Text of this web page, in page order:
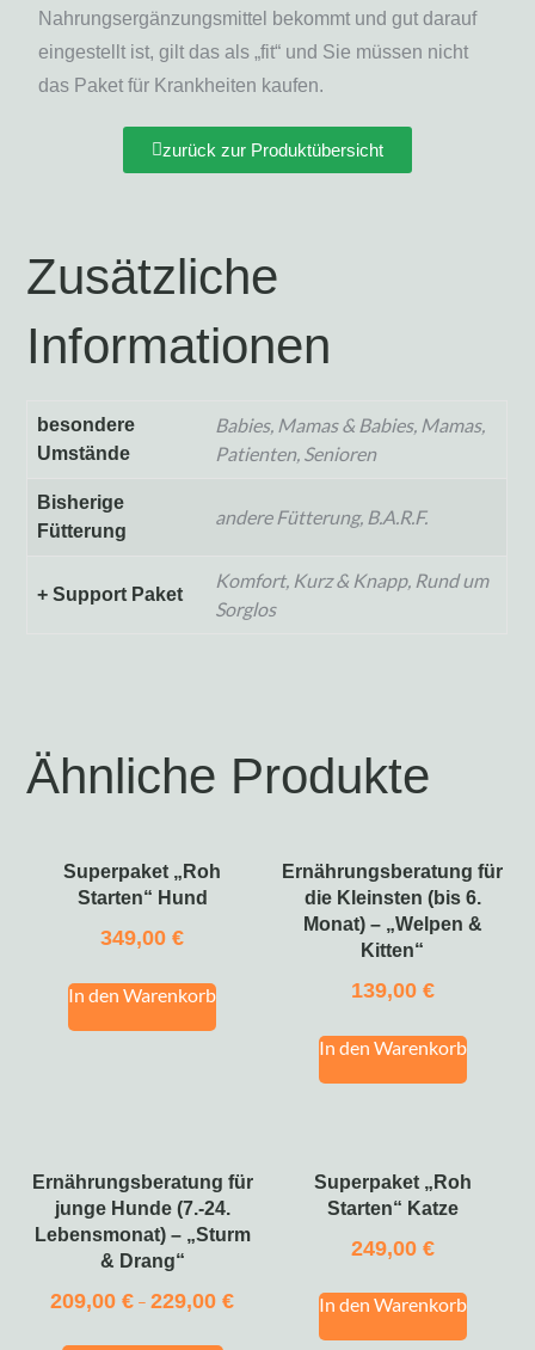
Nahrungsergänzungsmittel bekommt und gut darauf
eingestellt ist, gilt das als „fit“ und Sie müssen nicht
das Paket für Krankheiten kaufen.
zurück zur Produktübersicht
Zusätzliche
Informationen
besondere
Umstände
Babies, Mamas & Babies, Mamas,
Patienten, Senioren
Bisherige
Fütterung
andere Fütterung, B.A.R.F.
+ Support Paket
Komfort, Kurz & Knapp, Rund um
Sorglos
Ähnliche Produkte
Superpaket „Roh
Starten“ Hund
349,00€
In den Warenkorb
Ernährungsberatung für
die Kleinsten (bis 6.
Monat) – „Welpen &
Kitten“
139,00 €
In den Warenkorb
Ernährungsberatung für
junge Hunde (7.-24.
Lebensmonat) – „Sturm
& Drang“
209,00€ –229,00€
Superpaket „Roh
Starten“ Katze
249,00 €
In den Warenkorb